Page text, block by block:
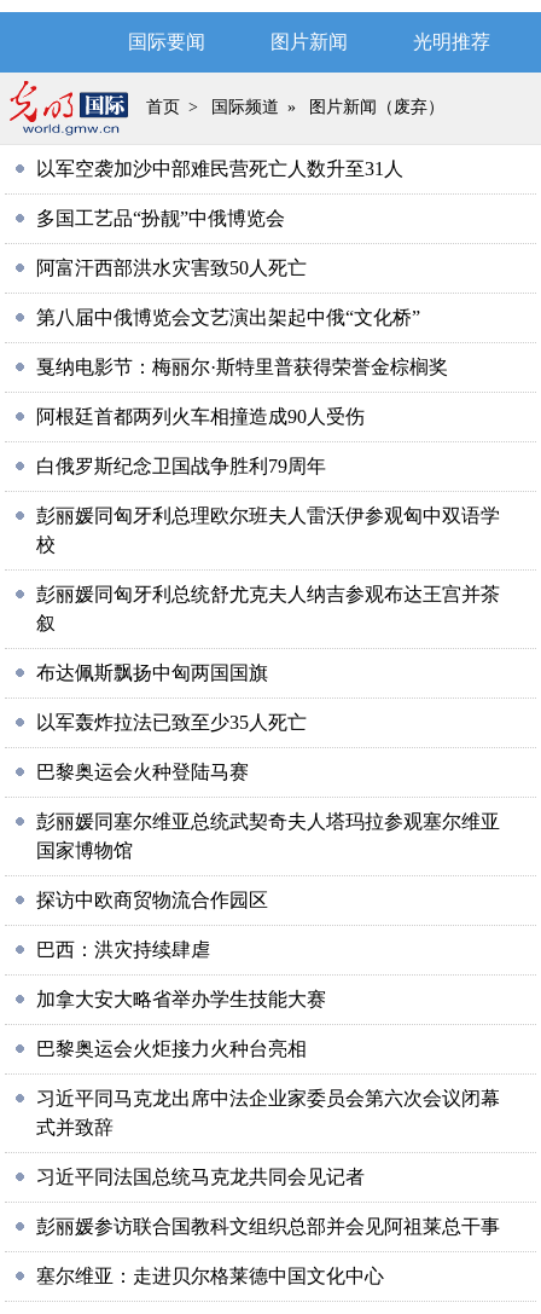
国际要闻 图片新闻 光明推荐
首页 > 国际频道 » 图片新闻（废弃）
以军空袭加沙中部难民营死亡人数升至31人
多国工艺品“扮靓”中俄博览会
阿富汗西部洪水灾害致50人死亡
第八届中俄博览会文艺演出架起中俄“文化桥”
戛纳电影节：梅丽尔·斯特里普获得荣誉金棕榈奖
阿根廷首都两列火车相撞造成90人受伤
白俄罗斯纪念卫国战争胜利79周年
彭丽媛同匈牙利总理欧尔班夫人雷沃伊参观匈中双语学
校
彭丽媛同匈牙利总统舒尤克夫人纳吉参观布达王宫并茶
叙
布达佩斯飘扬中匈两国国旗
以军轰炸拉法已致至少35人死亡
巴黎奥运会火种登陆马赛
彭丽媛同塞尔维亚总统武契奇夫人塔玛拉参观塞尔维亚
国家博物馆
探访中欧商贸物流合作园区
巴西：洪灾持续肆虐
加拿大安大略省举办学生技能大赛
巴黎奥运会火炬接力火种台亮相
习近平同马克龙出席中法企业家委员会第六次会议闭幕
式并致辞
习近平同法国总统马克龙共同会见记者
彭丽媛参访联合国教科文组织总部并会见阿祖莱总干事
塞尔维亚：走进贝尔格莱德中国文化中心